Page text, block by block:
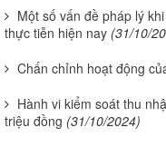
Một số vấn đề pháp lý
thực tiễn hiện nay (31/10/
Chấn chỉnh hoạt động
Hành vi kiểm soát thu
triệu đồng (31/10/2024)